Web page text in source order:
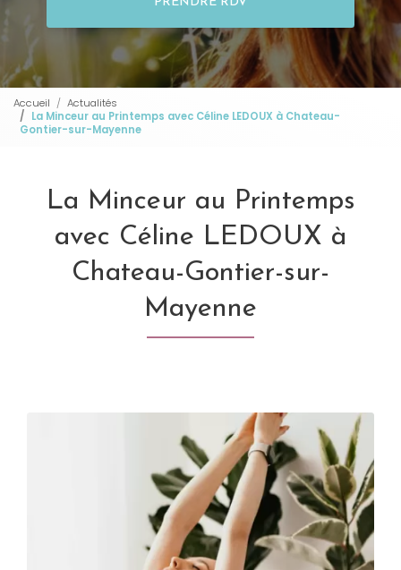
Accueil
Actualités
La Minceur au Printemps avec Céline LEDOUX à Chateau-
Gontier-sur-Mayenne
La Minceur au Printemps
avec Céline LEDOUX à
Chateau-Gontier-sur-
Mayenne